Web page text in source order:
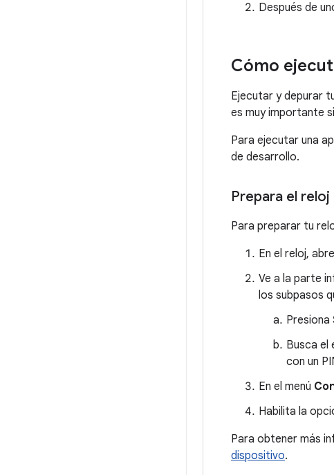
Después de
Cómo
Ejecutar y depurar
es muy importante
Para ejecutar una
de desarrollo.
Prepara el
Para preparar tu
En el reloj,
Ve a la parte
los subpasos
Presiona
Busca el
con un
En el menú
Habilita la
Para obtener más
dispositivo.